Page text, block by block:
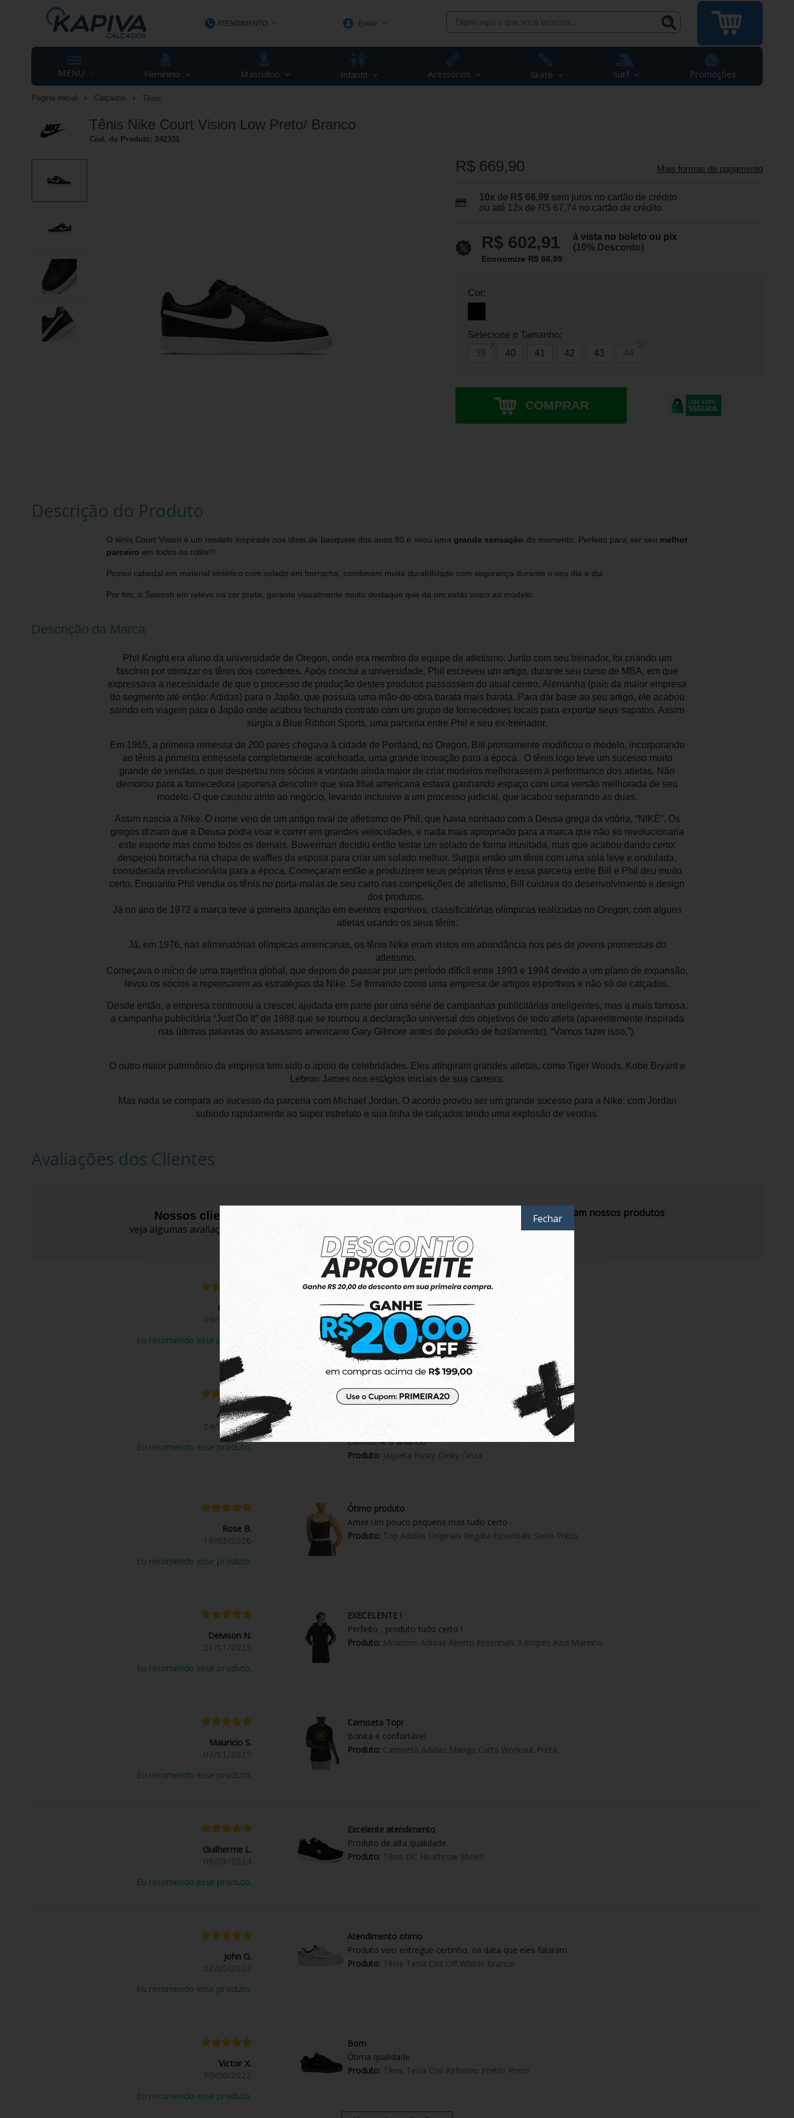
ATENDIMENTO
(48) 3623-1991
Entrar
MENU Feminino Masculino Infantil Acessórios Skate Surf Promoções
Página Inicial Calçados Tênis
Tênis Nike Court Vision Low Preto/ Branco
Cod. do Produto: 242331
R$ 669,90 Mais formas de pagamento
10x de R$ 66,99 sem juros no cartão de crédito
ou até 12x de R$ 67,74 no cartão de crédito
R$ 602,91
à vista no boleto ou pix
(10% Desconto)
Economize R$ 66,99
Cor:
Selecione o Tamanho:
39
40 41 42 43 44
COMPRAR
Descrição do Produto
O tênis Court Vision é um modelo inspirado nos tênis de basquete dos anos 80 e virou uma grande sensação do momento. Perfeito para ser seu melhor
parceiro em todos os rolês!!!
Possui cabedal em material sintético com solado em borracha, combinam muita durabilidade com segurança durante o seu dia a dia.
Por fim, o Swoosh em relevo na cor preta, garante visualmente muito destaque que dá um estilo único ao modelo.
Descrição da Marca
Phil Knight era aluno da universidade de Oregon, onde era membro da equipe de atletismo. Junto com seu treinador, foi criando um
fascínio por otimizar os tênis dos corredores. Após conclui a universidade, Phil escreveu um artigo, durante seu curso de MBA, em que
expressava a necessidade de que o processo de produção destes produtos passassem do atual centro, Alemanha (país da maior empresa
do segmento até então: Adidas) para o Japão, que possuía uma mão-de-obra barata mais barata. Para dar base ao seu artigo, ele acabou
saindo em viagem para o Japão onde acabou fechando contrato com um grupo de fornecedores locais para exportar seus sapatos. Assim
surgia a Blue Ribbon Sports, uma parceria entre Phil e seu ex-treinador.
Em 1965, a primeira remessa de 200 pares chegava à cidade de Portland, no Oregon. Bill prontamente modificou o modelo, incorporando
ao tênis a primeira entressola completamente acolchoada, uma grande inovação para a época. O tênis logo teve um sucesso muito
grande de vendas, o que despertou nos sócios a vontade ainda maior de criar modelos melhorassem a performance dos atletas. Não
demorou para a fornecedora japonesa descobrir que sua filial americana estava ganhando espaço com uma versão melhorada de seu
modelo. O que causou atrito ao negócio, levando inclusive a um processo judicial, que acabou separando as duas.
Assim nascia a Nike. O nome veio de um antigo rival de atletismo de Phil, que havia sonhado com a Deusa grega da vitória, “NIKÉ”. Os
gregos diziam que a Deusa podia voar e correr em grandes velocidades, e nada mais apropriado para a marca que não só revolucionaria
este esporte mas como todos os demais. Bowerman decidiu então testar um solado de forma inusitada, mas que acabou dando certo:
despejou borracha na chapa de waffles da esposa para criar um solado melhor. Surgia então um tênis com uma sola leve e ondulada,
considerada revolucionária para a época. Começaram então a produzirem seus próprios tênis e essa parceria entre Bill e Phil deu muito
certo. Enquanto Phil vendia os tênis no porta-malas de seu carro nas competições de atletismo, Bill cuidava do desenvolvimento e design
dos produtos.
Já no ano de 1972 a marca teve a primeira aparição em eventos esportivos, classificatórias olímpicas realizadas no Oregon, com alguns
atletas usando os seus tênis.
Já, em 1976, nas eliminatórias olímpicas americanas, os tênis Nike eram vistos em abundância nos pés de jovens promessas do
atletismo.
Começava o início de uma trajetória global, que depois de passar por um período difícil entre 1993 e 1994 devido a um plano de expansão,
levou os sócios a repensarem as estratégias da Nike. Se firmando como uma empresa de artigos esportivos e não só de calçados.
Desde então, a empresa continuou a crescer, ajudada em parte por uma série de campanhas publicitárias inteligentes, mas a mais famosa,
a campanha publicitária “Just Do It” de 1988 que se tournou a declaração universal dos objetivos de todo atleta (aparentemente inspirada
nas últimas palavras do assassino americano Gary Gilmore antes do pelotão de fuzilamento), “Vamos fazer isso.”).
O outro maior patrimônio da empresa tem sido o apoio de celebridades. Eles atingiram grandes atletas, como Tiger Woods, Kobe Bryant e
Lebron James nos estágios iniciais de sua carreira.
Mas nada se compara ao sucesso da parceria com Michael Jordan. O acordo provou ser um grande sucesso para a Nike, com Jordan
subindo rapidamente ao super estrelato e sua linha de calçados tendo uma explosão de vendas.
Avaliações dos Clientes
Nossos clientes falam por nós!
veja algumas avaliações de produtos da nossa loja.
dos clientes recomendam nossos produtos
Evelyn K.
09/04/2026
Eu recomendo esse produto.
Tênis exelente.
O tênis é lindo, e muito confortável.
Produto:Tênis Adidas Park ST 2.0 Branco/ Verde
Anônimo
24/03/2026
Eu recomendo esse produto.
Ótimo
Apesar da demora para responder o whatsapp
Conforme o anúncio
Produto: Jaqueta Rusty Dinky Cinza
Rose B.
16/03/2026
Eu recomendo esse produto.
Ótimo produto
Amei! Um pouco pequena mas tudo certo
Produto: Top Adidas Originals Regata Essentials Swim Preto
Deivison N.
21/11/2025
Eu recomendo esse produto.
EXECELENTE !
Perfeito , produto tudo certo !
Produto: Moletom Adidas Aberto Essentials 3-Stripes Azul Marinho
Mauricio S.
07/11/2025
Eu recomendo esse produto.
Camiseta Top!
Bonita e confortável
Produto: Camiseta Adidas Manga Curta Workout Preta
Guilherme L.
08/03/2024
Eu recomendo esse produto.
Excelente atendimento
Produto de alta qualidade.
Produto: Tênis DC Heathrow Shoes
John G.
02/05/2023
Eu recomendo esse produto.
Atendimento otimo
Produto veio entregue certinho, na data que eles falaram
Produto: Tênis Tesla Coil Off White/ Branco
Victor X.
30/06/2022
Eu recomendo esse produto.
Bom
Ótima qualidade
Produto: Tênis Tesla Coil Refletivo Preto/ Preto
Fechar